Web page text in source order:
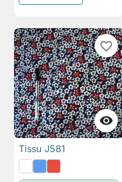

favorite_border
Tissu J581